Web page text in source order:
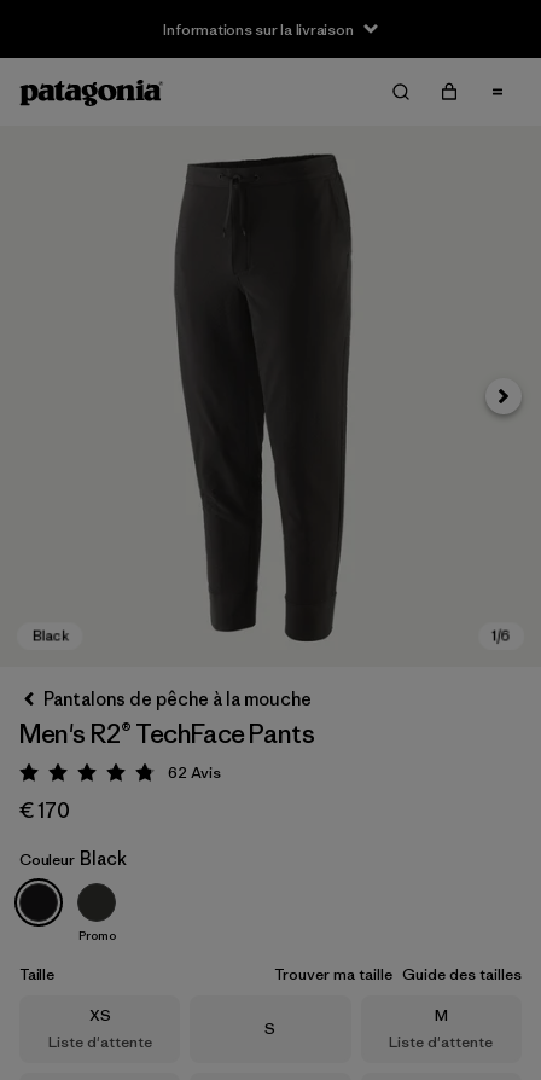
Informations sur la livraison
Black
Pantalons de pêche à la mouche
Men's R2® TechFace Pants
Évaluation: 4.8 / 5
62 Avis
€ 170
Couleur Black
Promo
Taille Trouver ma taille Guide des tailles
Taille
XS
Liste d'attente
Taille
S
Taille
M
Liste d'attente